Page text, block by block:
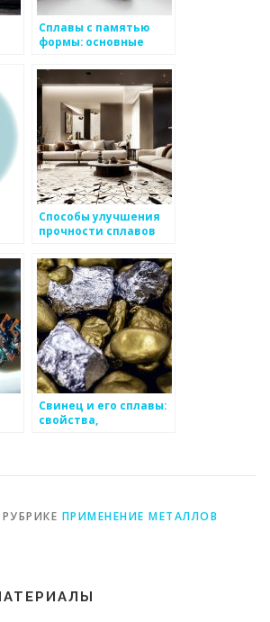
Сплавы с памятью
формы: основные
применения
Способы улучшения
прочности сплавов
Свинец и его сплавы:
свойства,
ПРИМЕНЕНИЕ МЕТАЛЛОВ